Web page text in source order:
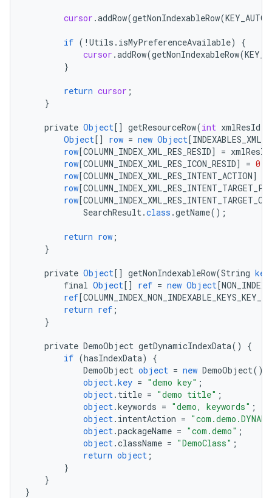
cursor .addRow(getNonIndexableRow(
if ( ! Utils . isMyPreferenceAvailable)
{
cursor .addRow(getNonIndexableRow(
}
return cursor ;
}
private Object[] getResourceRow(int xmlResId
Object[] row = new Object[
row[COLUMN_INDEX_XML_RES_RESID] = xmlResId
row[COLUMN_INDEX_XML_RES_ICON_RESID] = 0
row[COLUMN_INDEX_XML_RES_INTENT_ACTION]
row[
row[
SearchResult.class .getName();
return row ;
}
private Object[] getNonIndexableRow(String key
final Object[] ref = new Object[
ref[
return ref ;
}
private DemoObject getDynamicIndexData()
{
if (hasIndexData)
{
DemoObject object = new DemoObject();
object.key = "demo key" ;
object. title = "demo title" ;
object.keywords = "demo, keywords" ;
object. intentAction =
object.packageName = "com.demo" ;
object.className = "DemoClass" ;
return object ;
}
}
}